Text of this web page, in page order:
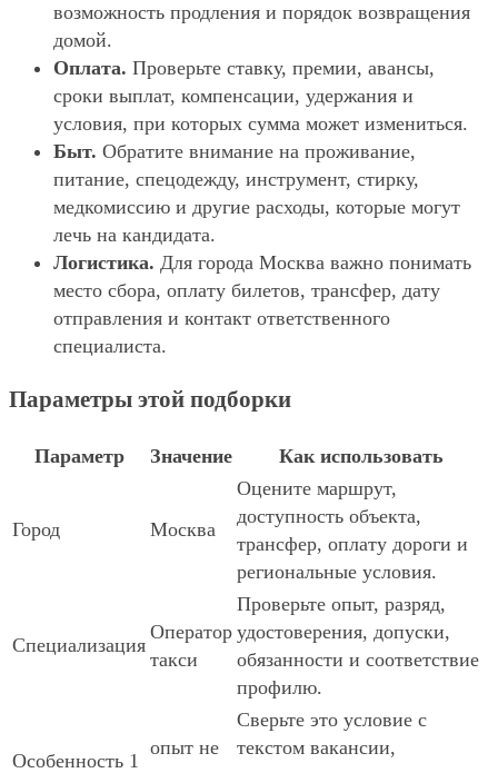
возможность продления и порядок возвращения
домой.
Оплата. Проверьте ставку, премии, авансы,
сроки выплат, компенсации, удержания и
условия, при которых сумма может измениться.
Быт. Обратите внимание на проживание,
питание, спецодежду, инструмент, стирку,
медкомиссию и другие расходы, которые могут
лечь на кандидата.
Логистика. Для города Москва важно понимать
место сбора, оплату билетов, трансфер, дату
отправления и контакт ответственного
специалиста.
Параметры этой подборки
Параметр Значение Как использовать
Город Москва
Оцените маршрут,
доступность объекта,
трансфер, оплату дороги и
региональные условия.
Специализация
Оператор
такси
Проверьте опыт, разряд,
удостоверения, допуски,
обязанности и соответствие
профилю.
Особенность 1
опыт не
Сверьте это условие с
текстом вакансии,